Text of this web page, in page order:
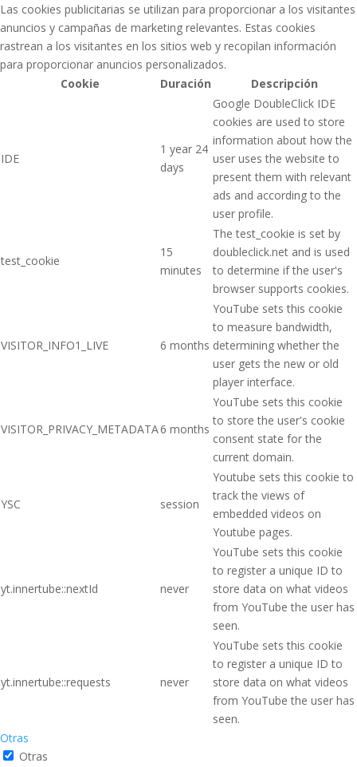
Las cookies publicitarias se utilizan para proporcionar a los visitantes
anuncios y campañas de marketing relevantes. Estas cookies
rastrean a los visitantes en los sitios web y recopilan información
para proporcionar anuncios personalizados.
Cookie
Duración Descripción
IDE
1 year 24
days
Google DoubleClick IDE
cookies are used to store
information about how the
user uses the website to
present them with relevant
ads and according to the
user profile.
test_cookie
15
minutes
The test_cookie is set by
doubleclick.net and is used
to determine if the user's
browser supports cookies.
VISITOR_INFO1_LIVE 6 months
YouTube sets this cookie
to measure bandwidth,
determining whether the
user gets the new or old
player interface.
VISITOR_PRIVACY_METADATA6 months
YouTube sets this cookie
to store the user's cookie
consent state for the
current domain.
YSC session
Youtube sets this cookie to
track the views of
embedded videos on
Youtube pages.
yt.innertube::nextId never
YouTube sets this cookie
to register a unique ID to
store data on what videos
from YouTube the user has
seen.
yt.innertube::requests never
YouTube sets this cookie
to register a unique ID to
store data on what videos
from YouTube the user has
seen.
Otras
Otras